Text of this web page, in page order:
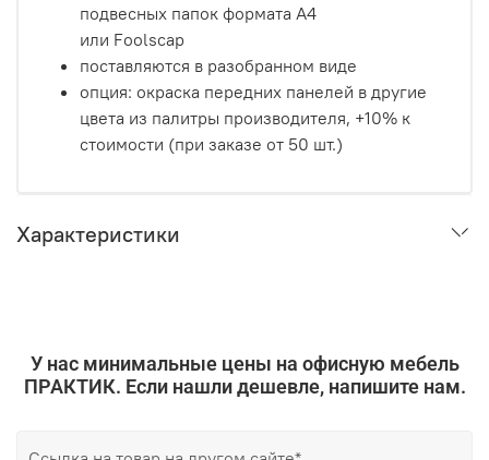
подвесных папок формата А4
или Foolscap
поставляются в разобранном виде
опция: окраска передних панелей в другие
цвета из палитры производителя, +10% к
стоимости (при заказе от 50 шт.)
Характеристики
У нас минимальные цены на офисную мебель
ПРАКТИК. Если нашли дешевле, напишите нам.